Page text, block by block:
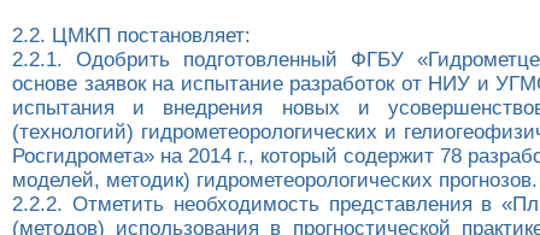
2.2. ЦМКП постановляет:
2.2.1. Одобрить подготовленный ФГБУ
основе заявок на испытание разработок от НИУ и
испытания и внедрения новых и
(технологий) гидрометеорологических и
Росгидромета» на 2014 г., который содержит 78
моделей, методик) гидрометеорологических прогнозов.
2.2.2. Отметить необходимость представления в
(методов) использования в прогностической